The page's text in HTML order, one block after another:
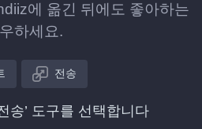
에 옮긴 뒤에도 좋아하는
하세요.
전송
송’ 도구를 선택합니다